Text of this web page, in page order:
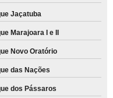
Jaçatuba
Marajoara I e II
Novo Oratório
das Nações
dos Pássaros